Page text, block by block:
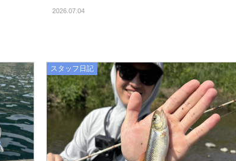
2026.07.04
スタッフ日記